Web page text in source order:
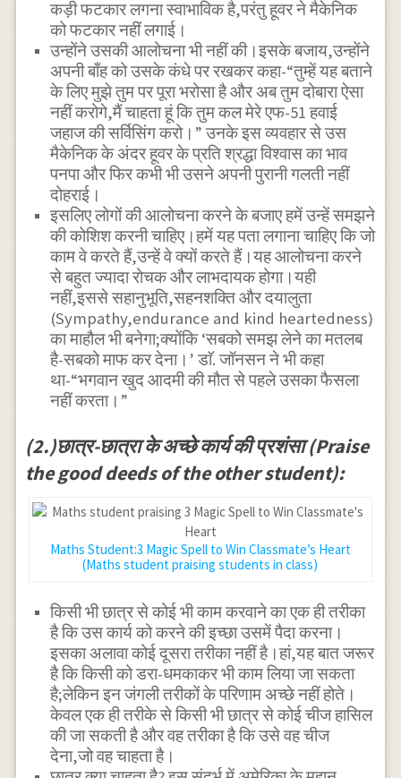
कड़ी फटकार लगना स्वाभाविक है,परंतु हूवर ने मैकेनिक
को फटकार नहीं लगाई।
उन्होंने उसकी आलोचना भी नहीं की।इसके बजाय,उन्होंने
अपनी बाँह को उसके कंधे पर रखकर कहा-“तुम्हें यह बताने
के लिए मुझे तुम पर पूरा भरोसा है और अब तुम दोबारा ऐसा
नहीं करोगे,मैं चाहता हूं कि तुम कल मेरे एफ-51 हवाई
जहाज की सर्विसिंग करो।” उनके इस व्यवहार से उस
मैकेनिक के अंदर हूवर के प्रति श्रद्धा विश्वास का भाव
पनपा और फिर कभी भी उसने अपनी पुरानी गलती नहीं
दोहराई।
इसलिए लोगों की आलोचना करने के बजाए हमें उन्हें समझने
की कोशिश करनी चाहिए।हमें यह पता लगाना चाहिए कि जो
काम वे करते हैं,उन्हें वे क्यों करते हैं।यह आलोचना करने
से बहुत ज्यादा रोचक और लाभदायक होगा।यही
नहीं,इससे सहानुभूति,सहनशक्ति और दयालुता
(Sympathy,endurance and kind heartedness)
का माहौल भी बनेगा;क्योंकि ‘सबको समझ लेने का मतलब
है-सबको माफ कर देना।’ डाॅ. जॉनसन ने भी कहा
था-“भगवान खुद आदमी की मौत से पहले उसका फैसला
नहीं करता।”
(2.)छात्र-छात्रा के अच्छे कार्य की प्रशंसा (Praise
the good deeds of the other student):
Maths Student:3 Magic Spell to Win Classmate’s Heart
(Maths student praising students in class)
किसी भी छात्र से कोई भी काम करवाने का एक ही तरीका
है कि उस कार्य को करने की इच्छा उसमें पैदा करना।
इसका अलावा कोई दूसरा तरीका नहीं है।हां,यह बात जरूर
है कि किसी को डरा-धमकाकर भी काम लिया जा सकता
है;लेकिन इन जंगली तरीकों के परिणाम अच्छे नहीं होते।
केवल एक ही तरीके से किसी भी छात्र से कोई चीज हासिल
की जा सकती है और वह तरीका है कि उसे वह चीज
देना,जो वह चाहता है।